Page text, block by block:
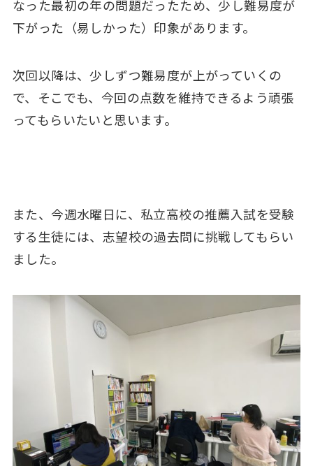
なった最初の年の問題だったため、少し難易度が
下がった（易しかった）印象があります。
次回以降は、少しずつ難易度が上がっていくの
で、そこでも、今回の点数を維持できるよう頑張
ってもらいたいと思います。
また、今週水曜日に、私立高校の推薦入試を受験
する生徒には、志望校の過去問に挑戦してもらい
ました。